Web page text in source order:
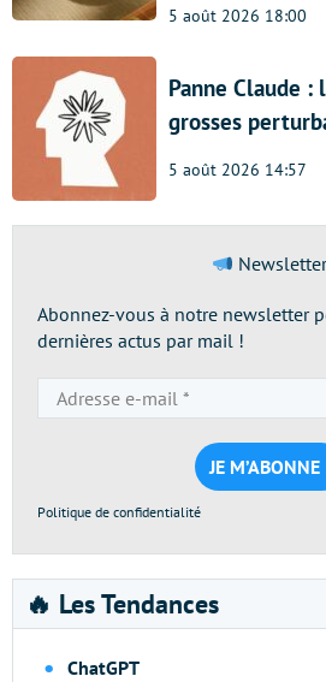
5 août 2026 18:00
Panne Claude
grosses
5 août 2026 14:57
Abonnez-vous à notre newsletter
dernières actus par mail !
e-
mail
*
Politique de confidentialité
🔥 Les Tendances
ChatGPT